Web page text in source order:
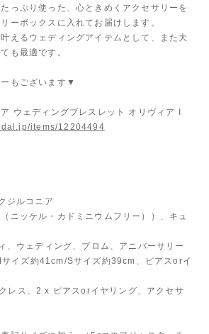
っぷり使った、心ときめくアクセサリーを
ーボックスに入れてお届けします。
えるウェディングアイテムとして、また大
も最適です。
もございます▼
ウェディングブレスレット オリヴィア I
items/12204494
ジルコニア
ニッケル・カドミニウムフリー））、キュ
、ウェディング、プロム、アニバーサリー
イズ約41cm/Sサイズ約39cm、ピアスorイ
レス、2 x ピアスorイヤリング、アクセサ